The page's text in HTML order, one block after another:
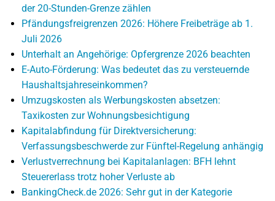
der 20-Stunden-Grenze zählen
Pfändungsfreigrenzen 2026: Höhere Freibeträge ab 1.
Juli 2026
Unterhalt an Angehörige: Opfergrenze 2026 beachten
E-Auto-Förderung: Was bedeutet das zu versteuernde
Haushaltsjahreseinkommen?
Umzugskosten als Werbungskosten absetzen:
Taxikosten zur Wohnungsbesichtigung
Kapitalabfindung für Direktversicherung:
Verfassungsbeschwerde zur Fünftel-Regelung anhängig
Verlustverrechnung bei Kapitalanlagen: BFH lehnt
Steuererlass trotz hoher Verluste ab
BankingCheck.de 2026: Sehr gut in der Kategorie